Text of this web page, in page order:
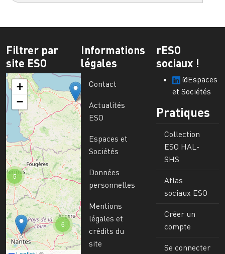
Filtrer par
site ESO
6
5
+
−
Informations
légales
Contact
Actualités
ESO
Espaces et
Sociétés
Données
personnelles
Mentions
légales et
crédits du
site
rESO
sociaux !
@Espaces
et Sociétés
Pratiques
Collection
ESO HAL-
SHS
Atlas
sociaux ESO
Créer un
compte
Se connecter